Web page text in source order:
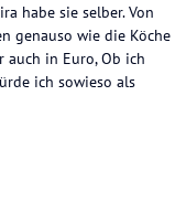
habe sie selber. Von
genauso wie die Köche
auch in Euro, Ob ich
ich sowieso als